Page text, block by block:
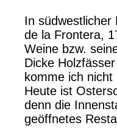
In südwestlicher
de la Frontera,
Weine bzw.
Dicke
komme ich
Heute ist
denn die
geöffnetes